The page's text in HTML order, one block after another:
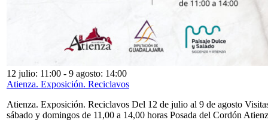
12 julio: 11:00 - 9 agosto: 14:00
Atienza. Exposición. Reciclavos
Atienza. Exposición. Reciclavos Del 12 de julio al 9 de agosto
sábado y domingos de 11,00 a 14,00 horas Posada del Cordón